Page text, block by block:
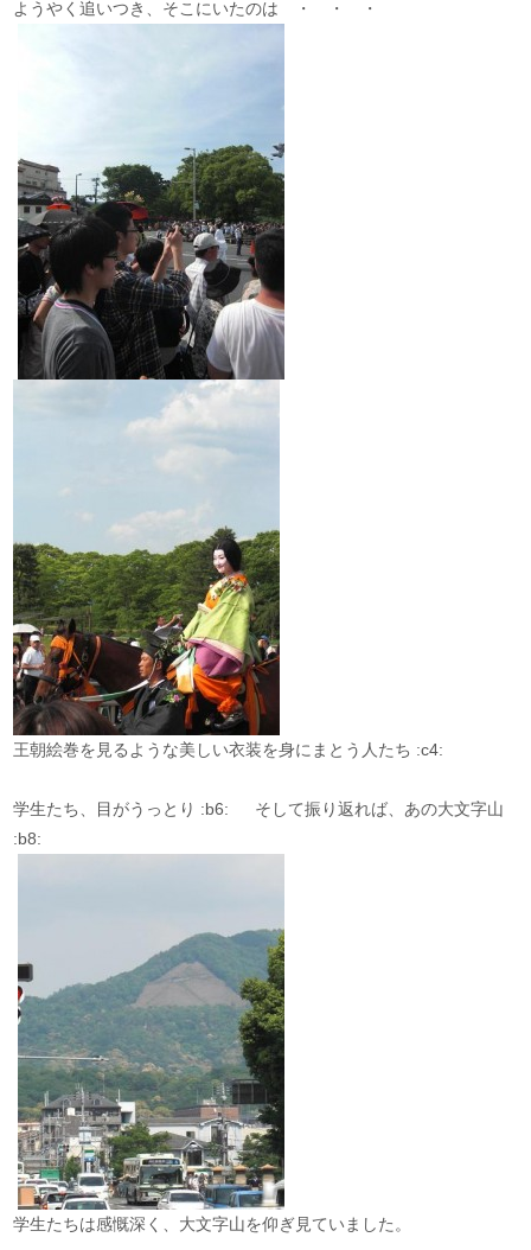
ようやく追いつき、そこにいたのは ・ ・ ・
王朝絵巻を見るような美しい衣装を身にまとう人たち :c4:
学生たち、目がうっとり :b6: そして振り返れば、あの大文字山
:b8:
学生たちは感慨深く、大文字山を仰ぎ見ていました。